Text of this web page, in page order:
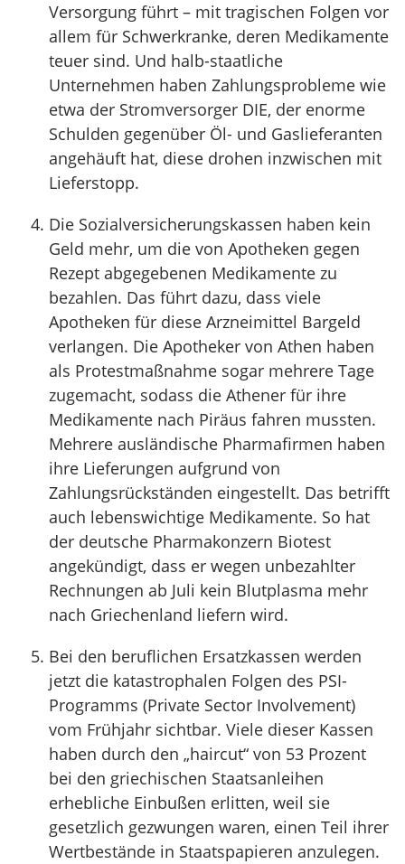
Versorgung führt – mit tragischen Folgen vor
allem für Schwerkranke, deren Medikamente
teuer sind. Und halb-staatliche
Unternehmen haben Zahlungsprobleme wie
etwa der Stromversorger DIE, der enorme
Schulden gegenüber Öl- und Gaslieferanten
angehäuft hat, diese drohen inzwischen mit
Lieferstopp.
Die Sozialversicherungskassen haben kein
Geld mehr, um die von Apotheken gegen
Rezept abgegebenen Medikamente zu
bezahlen. Das führt dazu, dass viele
Apotheken für diese Arzneimittel Bargeld
verlangen. Die Apotheker von Athen haben
als Protestmaßnahme sogar mehrere Tage
zugemacht, sodass die Athener für ihre
Medikamente nach Piräus fahren mussten.
Mehrere ausländische Pharmafirmen haben
ihre Lieferungen aufgrund von
Zahlungsrückständen eingestellt. Das betrifft
auch lebenswichtige Medikamente. So hat
der deutsche Pharmakonzern Biotest
angekündigt, dass er wegen unbezahlter
Rechnungen ab Juli kein Blutplasma mehr
nach Griechenland liefern wird.
Bei den beruflichen Ersatzkassen werden
jetzt die katastrophalen Folgen des PSI-
Programms (Private Sector Involvement)
vom Frühjahr sichtbar. Viele dieser Kassen
haben durch den „haircut“ von 53 Prozent
bei den griechischen Staatsanleihen
erhebliche Einbußen erlitten, weil sie
gesetzlich gezwungen waren, einen Teil ihrer
Wertbestände in Staatspapieren anzulegen.